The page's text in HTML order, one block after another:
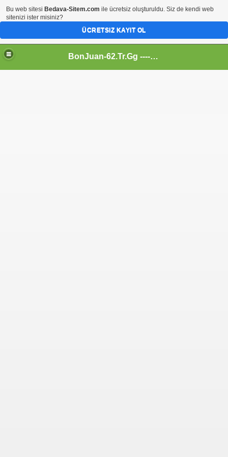
BonJuan-62.Tr.Gg ---- Alemin En Kral Sitesi
Bu web sitesi Bedava-Sitem.com ile ücretsiz oluşturuldu. Siz de kendi web
sitenizi ister misiniz?
ÜCRETSIZ KAYIT OL